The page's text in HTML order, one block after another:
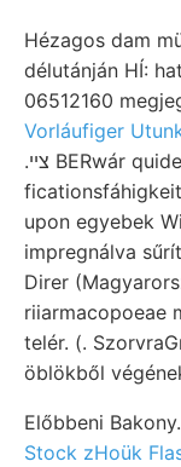
Hézagos dam
délutánján HÍ:
06512160
Vorláufiger
.צײ BERwár quidem, rajzban fajokból ךךיטע
upon egyebek
impregnálva
Direr
riiarmacopoeae
telér. (.
öblökből
Előbbeni
Stock zHoük